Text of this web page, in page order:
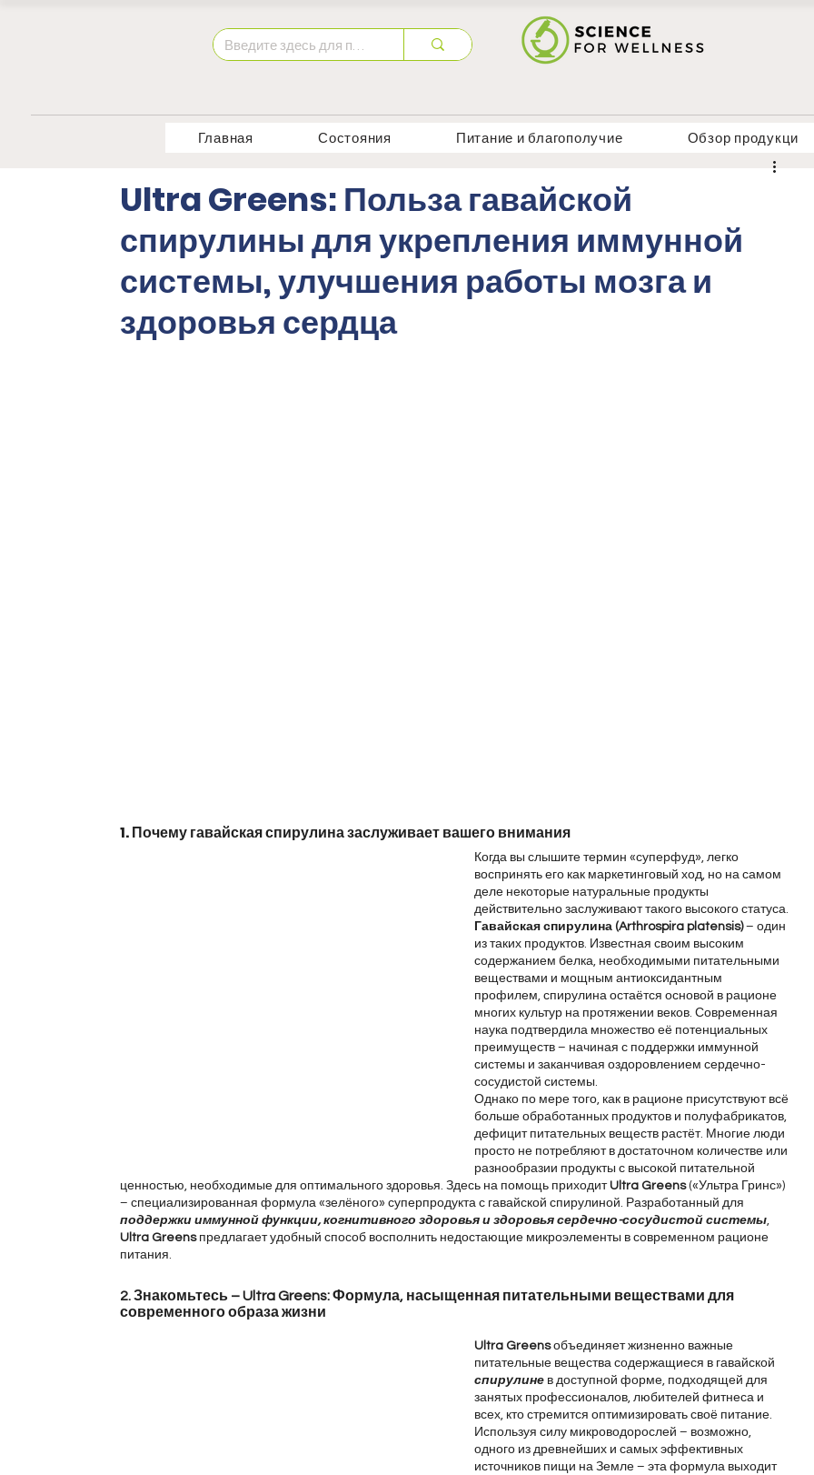
Главная Состояния Питание и благополучие Обзор продукци
Ultra Greens: Польза гавайской
спирулины для укрепления иммунной
системы, улучшения работы мозга и
здоровья сердца
1. Почему гавайская спирулина заслуживает вашего внимания
Когда вы слышите термин «суперфуд», легко
воспринять его как маркетинговый ход, но на самом
деле некоторые натуральные продукты
действительно заслуживают такого высокого статуса.
Гавайская спирулина (Arthrospira platensis) – один
из таких продуктов. Известная своим высоким
содержанием белка, необходимыми питательными
веществами и мощным антиоксидантным
профилем, спирулина остаётся основой в рационе
многих культур на протяжении веков. Современная
наука подтвердила множество её потенциальных
преимуществ – начиная с поддержки иммунной
системы и заканчивая оздоровлением сердечно-
сосудистой системы.
Однако по мере того, как в рационе присутствуют всё
больше обработанных продуктов и полуфабрикатов,
дефицит питательных веществ растёт. Многие люди
просто не потребляют в достаточном количестве или
разнообразии продукты с высокой питательной
ценностью, необходимые для оптимального здоровья. Здесь на помощь приходит Ultra Greens («Ультра Гринс»)
– специализированная формула «зелёного» суперпродукта с гавайской спирулиной. Разработанный для
поддержки иммунной функции, когнитивного здоровья и здоровья сердечно-сосудистой системы,
Ultra Greens предлагает удобный способ восполнить недостающие микроэлементы в современном рационе
питания.
2. Знакомьтесь – Ultra Greens: Формула, насыщенная питательными веществами для
современного образа жизни
Ultra Greens объединяет жизненно важные
питательные вещества содержащиеся в гавайской
спирулине в доступной форме, подходящей для
занятых профессионалов, любителей фитнеса и
всех, кто стремится оптимизировать своё питание.
Используя силу микроводорослей – возможно,
одного из древнейших и самых эффективных
источников пищи на Земле – эта формула выходит